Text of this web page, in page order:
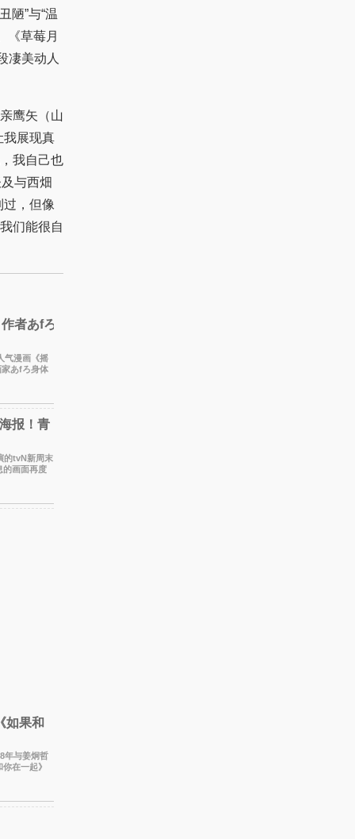
陋”与“温
《草莓月
凄美动人
鹰矢（山
我展现真
我自己也
与西畑
过，但像
们能很自
者あfろ
あfろ身体
爱，
报！青
tvN新周末
的画面再度
的
如果和
与姜炯哲
在一起》
年《